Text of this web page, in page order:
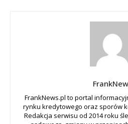
FrankNews.pl to portal
rynku kredytowego oraz sporów
Redakcja serwisu od 2014 roku